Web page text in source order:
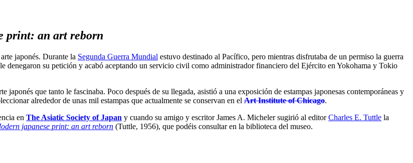
print: an art reborn
japonés. Durante la Segunda Guerra Mundial estuvo destinado al Pacífico, pero mientras disfrutaba de un permiso la guerra
denegaron su petición y acabó aceptando un servicio civil como administrador financiero del Ejército en Yokohama y Tokio
que tanto le fascinaba. Poco después de su llegada, asistió a una exposición de estampas japonesas contemporáneas y
alrededor de unas mil estampas que actualmente se conservan en el Art Institute of Chicago.
en The Asiatic Society of Japan y cuando su amigo y escritor James A. Micheler sugirió al editorCharles E. Tuttle la
japanese print: an art reborn (Tuttle, 1956), que podéis consultar en la biblioteca del museo.